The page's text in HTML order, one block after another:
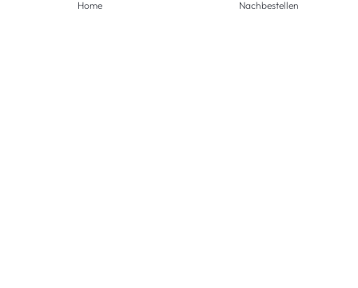
Home Nachbestellen